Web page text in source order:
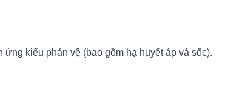
kiểu phản vệ (bao gồm hạ huyết áp và sốc).